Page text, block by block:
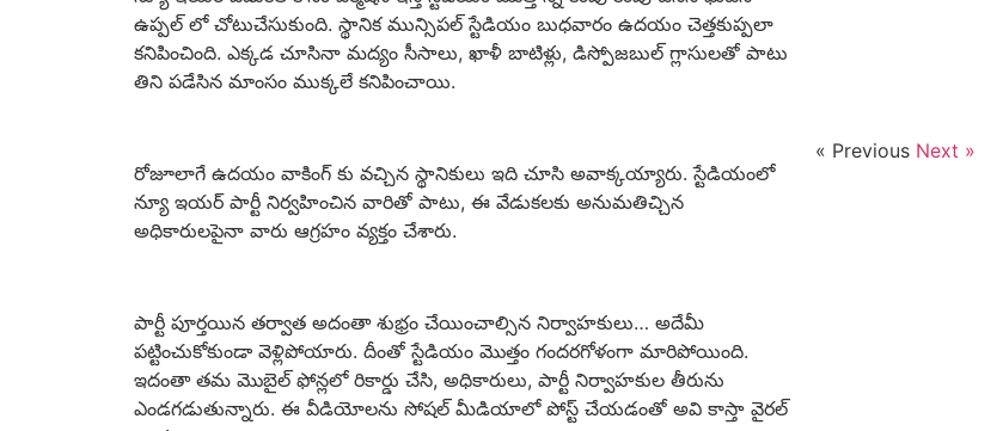
ఉప్పల్ లో చోటుచేసుకుంది. స్థానిక మున్సిపల్ స్టేడియం బుధవారం ఉదయం చెత్తకుప్పలా
కనిపించింది. ఎక్కడ చూసినా మద్యం సీసాలు, ఖాళీ బాటిళ్లు, డిస్పోజబుల్ గ్లాసులతో పాటు
తిని పడేసిన మాంసం ముక్కలే కనిపించాయి.
రోజూలాగే ఉదయం వాకింగ్ కు వచ్చిన స్థానికులు ఇది చూసి అవాక్కయ్యారు. స్టేడియంలో
న్యూ ఇయర్ పార్టీ నిర్వహించిన వారితో పాటు, ఈ వేడుకలకు అనుమతిచ్చిన
అధికారులపైనా వారు ఆగ్రహం వ్యక్తం చేశారు.
పార్టీ పూర్తయిన తర్వాత అదంతా శుభ్రం చేయించాల్సిన నిర్వాహకులు… అదేమీ
పట్టించుకోకుండా వెళ్లిపోయారు. దీంతో స్టేడియం మొత్తం గందరగోళంగా మారిపోయింది.
ఇదంతా తమ మొబైల్ ఫోన్లలో రికార్డు చేసి, అధికారులు, పార్టీ నిర్వాహకుల తీరును
ఎండగడుతున్నారు. ఈ వీడియోలను సోషల్ మీడియాలో పోస్ట్ చేయడంతో అవి కాస్తా వైరల్
« Previous Next »